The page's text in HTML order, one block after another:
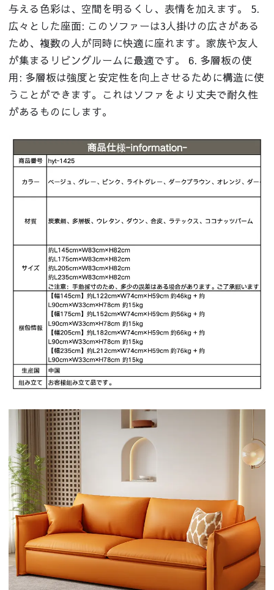
与える色彩は、空間を明るくし、表情を加えます。 5.
広々とした座面: このソファーは3人掛けの広さがある
ため、複数の人が同時に快適に座れます。家族や友人
が集まるリビングルームに最適です。 6. 多層板の使
用: 多層板は強度と安定性を向上させるために構造に使
うことができます。これはソファをより丈夫で耐久性
があるものにします。